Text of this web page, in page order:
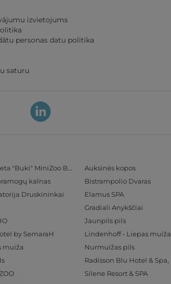
izvietojums
personas datu politika
saturu
Atpūtas vieta "Buki" MiniZoo BUKS Auksinės kopos
kalnas Bistrampolio Dvaras
Druskininkai Elamus SPA
Gradiali Anykščiai
Jaunpils pils
by SemaraH Lindenhoff - Liepas muiža
muiža Nurmuižas pils
Silene Resort & SPA